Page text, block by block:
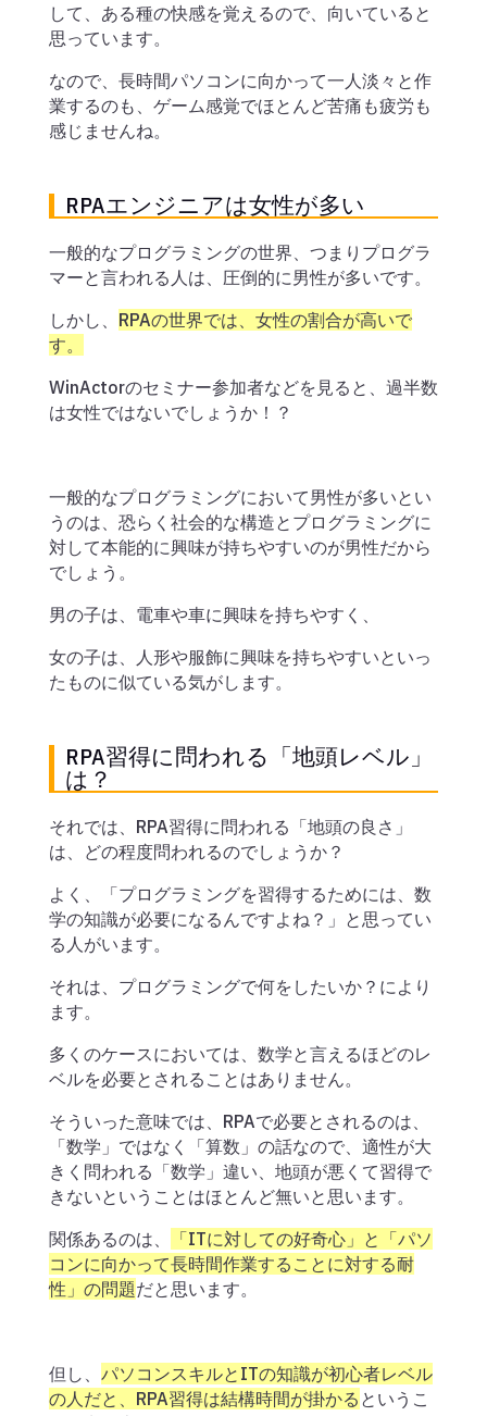
して、ある種の快感を覚えるので、向いていると
思っています。
なので、長時間パソコンに向かって一人淡々と作
業するのも、ゲーム感覚でほとんど苦痛も疲労も
感じませんね。
RPAエンジニアは女性が多い
一般的なプログラミングの世界、つまりプログラ
マーと言われる人は、圧倒的に男性が多いです。
しかし、 RPAの世界では、女性の割合が高いで
す。
WinActorのセミナー参加者などを見ると、過半数
は女性ではないでしょうか！？
一般的なプログラミングにおいて男性が多いとい
うのは、恐らく社会的な構造とプログラミングに
対して本能的に興味が持ちやすいのが男性だから
でしょう。
男の子は、電車や車に興味を持ちやすく、
女の子は、人形や服飾に興味を持ちやすいといっ
たものに似ている気がします。
RPA習得に問われる「地頭レベル」
は？
それでは、RPA習得に問われる「地頭の良さ」
は、どの程度問われるのでしょうか？
よく、「プログラミングを習得するためには、数
学の知識が必要になるんですよね？」と思ってい
る人がいます。
それは、プログラミングで何をしたいか？により
ます。
多くのケースにおいては、数学と言えるほどのレ
ベルを必要とされることはありません。
そういった意味では、RPAで必要とされるのは、
「数学」ではなく「算数」の話なので、適性が大
きく問われる「数学」違い、地頭が悪くて習得で
きないということはほとんど無いと思います。
関係あるのは、
「ITに対しての好奇心」と「パソ
コンに向かって長時間作業することに対する耐
性」の問題だと思います。
但し、 パソコンスキルとITの知識が初心者レベル
の人だと、RPA習得は結構時間が掛かる というこ